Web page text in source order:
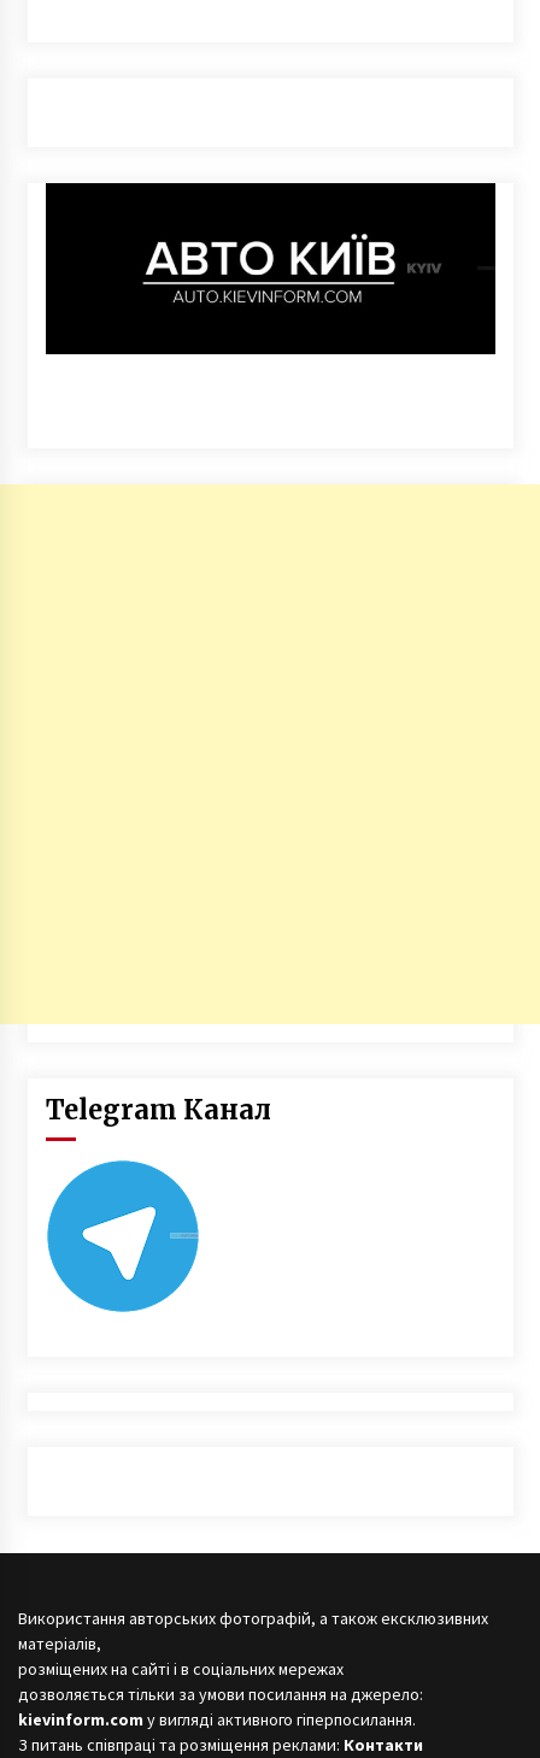
Telegram Канал
Використання авторських фотографій, а також ексклюзивних
матеріалів,
розміщених на сайті і в соціальних мережах
дозволяється тільки за умови посилання на джерело:
kievinform.com у вигляді активного гіперпосилання.
З питань співпраці та розміщення реклами: Контакти